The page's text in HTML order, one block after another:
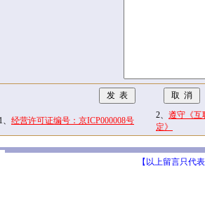
1、 经营许可证编号：京ICP000008号
2、 遵守《互
定》
【以上留言只代